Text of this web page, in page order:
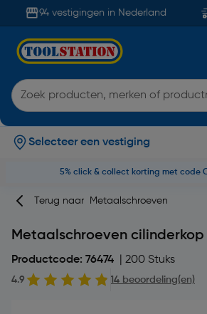
94 vestigingen in Nederland
Selecteer een vestiging
5% click & collect korting met code
Terug naar Metaalschroeven
Metaalschroeven cilinderkop
Productcode: 76474 | 200 Stuks
4.9 14 beoordeling(en)